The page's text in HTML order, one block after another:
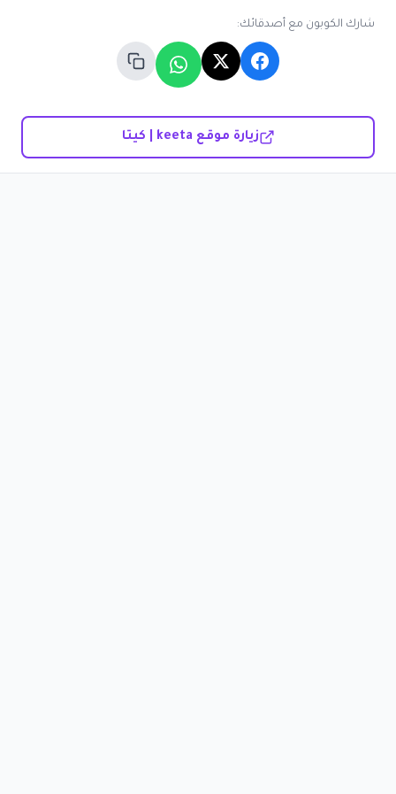
شارك الكوبون مع أصدقائك:
زيارة موقع keeta | كيتا